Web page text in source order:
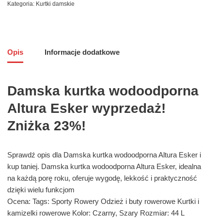
Kategoria: Kurtki damskie
Opis Informacje dodatkowe
Damska kurtka wodoodporna
Altura Esker wyprzedaż!
Zniżka 23%!
Sprawdź opis dla Damska kurtka wodoodporna Altura Esker i
kup taniej. Damska kurtka wodoodporna Altura Esker, idealna
na każdą porę roku, oferuje wygodę, lekkość i praktyczność
dzięki wielu funkcjom
Ocena: Tags: Sporty Rowery Odzież i buty rowerowe Kurtki i
kamizelki rowerowe Kolor: Czarny, Szary Rozmiar: 44 L